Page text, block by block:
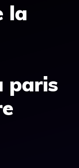
la
paris